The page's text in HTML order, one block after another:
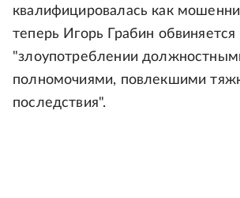
квалифицировалась как
теперь Игорь Грабин обвиняется
"злоупотреблении
полномочиями, повлекшими
последствия".